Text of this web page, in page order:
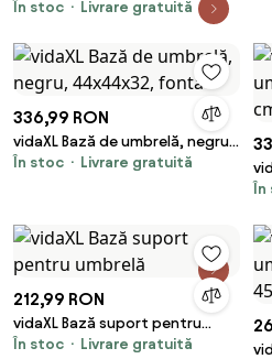
Rotundă din Plastic Rezistent
Stabilitate, Ușor de Mutat,
Negru | Aosom Romania
În stoc Livrare gratuită
336,99 RON
vidaXL Bază de umbrelă, negru,
44x44x32, fontă
În stoc Livrare gratuită
212,99 RON
vidaXL Bază suport pentru
umbrelă
În stoc Livrare gratuită